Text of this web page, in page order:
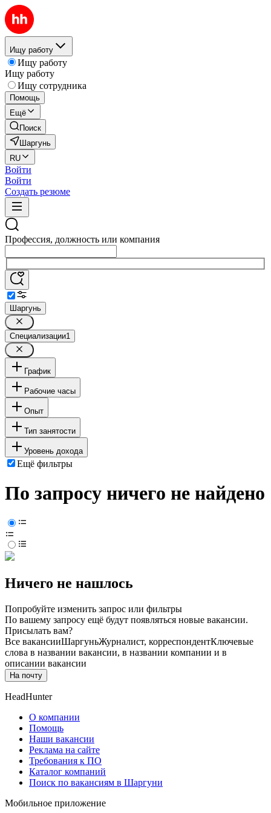
Ищу работу
Ищу работу
Ищу работу
Ищу сотрудника
Помощь
Ещё
Поиск
Шаргунь
RU
Войти
Войти
Создать резюме
Профессия, должность или компания
Шаргунь
Специализации1
График
Рабочие часы
Опыт
Тип занятости
Уровень дохода
Ещё фильтры
По запросу ничего не найдено
Ничего не нашлось
Попробуйте изменить запрос или фильтры
По вашему запросу ещё будут появляться новые вакансии.
Присылать вам?
Все вакансииШаргуньЖурналист, корреспондентКлючевые
слова в названии вакансии, в названии компании и в
описании вакансии
На почту
HeadHunter
О компании
Помощь
Наши вакансии
Реклама на сайте
Требования к ПО
Каталог компаний
Поиск по вакансиям в Шаргуни
Мобильное приложение